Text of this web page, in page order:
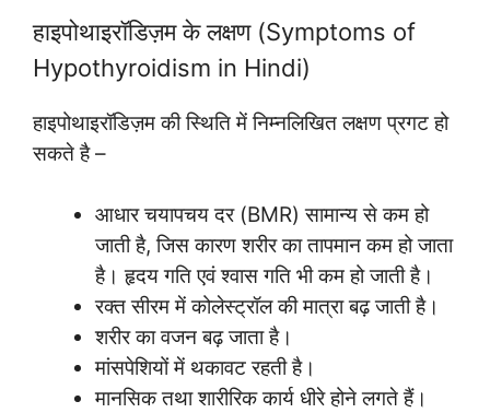
हाइपोथाइरॉडिज़म के लक्षण (Symptoms of
Hypothyroidism in Hindi)
हाइपोथाइरॉडिज़म की स्थिति में निम्नलिखित लक्षण प्रगट हो
सकते है –
आधार चयापचय दर (BMR) सामान्य से कम हो
जाती है, जिस कारण शरीर का तापमान कम हो जाता
है। हृदय गति एवं श्वास गति भी कम हो जाती है।
रक्त सीरम में कोलेस्ट्रॉल की मात्रा बढ़ जाती है।
शरीर का वजन बढ़ जाता है।
मांसपेशियों में थकावट रहती है।
मानसिक तथा शारीरिक कार्य धीरे होने लगते हैं।